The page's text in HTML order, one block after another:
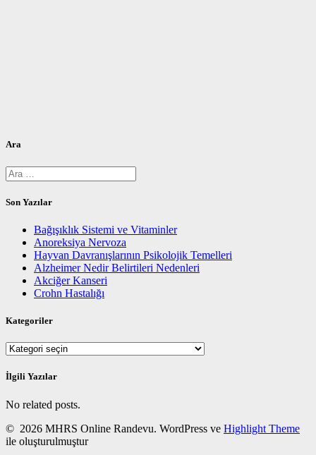
Ara
Arama:
Son Yazılar
Bağışıklık Sistemi ve Vitaminler
Anoreksiya Nervoza
Hayvan Davranışlarının Psikolojik Temelleri
Alzheimer Nedir Belirtileri Nedenleri
Akciğer Kanseri
Crohn Hastalığı
Kategoriler
Kategoriler
İlgili Yazılar
No related posts.
© 2026 MHRS Online Randevu. WordPress ve Highlight Theme
ile oluşturulmuştur